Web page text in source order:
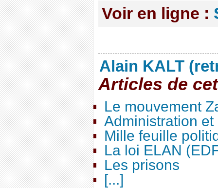
Voir en ligne :
Alain KALT
Articles de
Le mouvement
Administration
Mille feuille
La loi ELAN
Les prisons
[...]